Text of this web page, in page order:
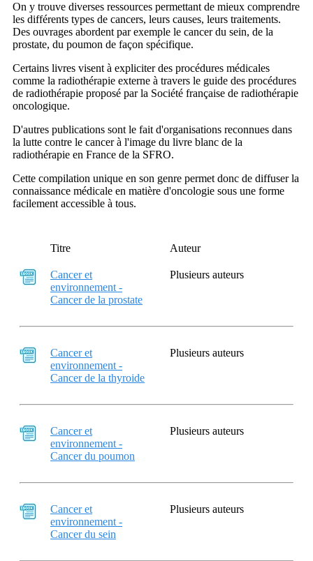
On y trouve diverses ressources permettant de mieux comprendre
les différents types de cancers, leurs causes, leurs traitements.
Des ouvrages abordent par exemple le cancer du sein, de la
prostate, du poumon de façon spécifique.
Certains livres visent à expliciter des procédures médicales
comme la radiothérapie externe à travers le guide des procédures
de radiothérapie proposé par la Société française de radiothérapie
oncologique.
D'autres publications sont le fait d'organisations reconnues dans
la lutte contre le cancer à l'image du livre blanc de la
radiothérapie en France de la SFRO.
Cette compilation unique en son genre permet donc de diffuser la
connaissance médicale en matière d'oncologie sous une forme
facilement accessible à tous.
Titre Auteur
Cancer et
environnement -
Cancer de la prostate
Plusieurs auteurs
Cancer et
environnement -
Cancer de la thyroide
Plusieurs auteurs
Cancer et
environnement -
Cancer du poumon
Plusieurs auteurs
Cancer et
environnement -
Cancer du sein
Plusieurs auteurs